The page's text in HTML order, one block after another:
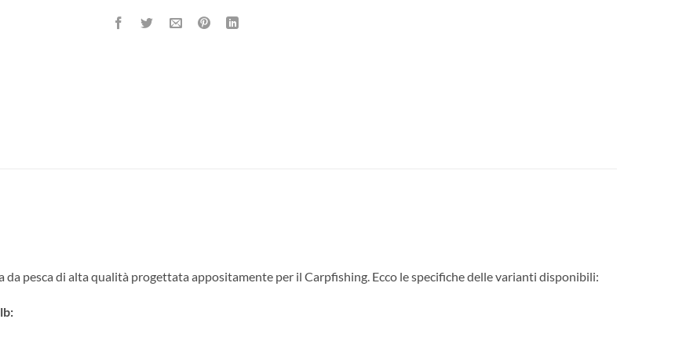
da pesca di alta qualità progettata appositamente per il Carpfishing. Ecco le specifiche delle varianti disponibili: